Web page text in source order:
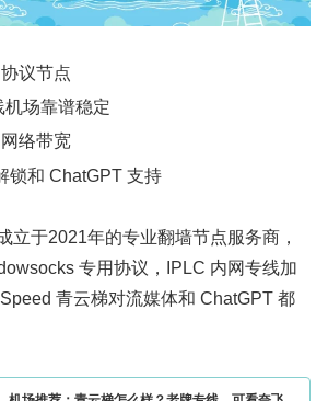
议节点
场靠谱稳定
络带宽
锁和 ChatGPT 支持
立于2021年的专业翻墙节点服务商，
专用协议，IPLC 内网专线加
青云梯对流媒体和 ChatGPT 都